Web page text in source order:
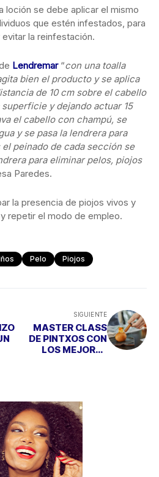
loción se debe aplicar el mismo
que estén infestados, para
la reinfestación.
Lendremar“con una toalla
bien el producto y se aplica
de 10 cm sobre el cabello
y dejando actuar 15
el cabello con champú, se
y se pasa la lendrera para
peinado de cada sección se
para eliminar pelos, piojos
Paredes.
la presencia de piojos vivos y
repetir el modo de empleo.
Pelo Piojos
SIGUIENTE
MASTER CLASS
DE PINTXOS CON
LOS MEJORES